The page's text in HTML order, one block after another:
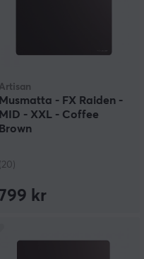
Artisan
Musmatta - FX Raiden -
MID - XXL - Coffee
Brown
(20)
kr